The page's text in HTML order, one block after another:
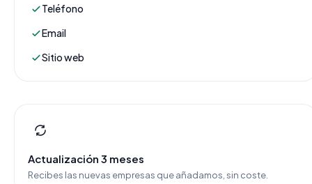
Teléfono
Email
Sitio web
Actualización 3 meses
Recibes las nuevas empresas que añadamos, sin coste.